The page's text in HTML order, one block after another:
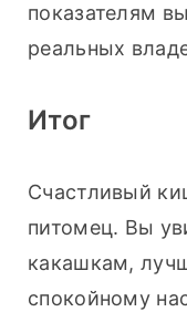
показателям
реальных
Итог
Счастливый
питомец. Вы
какашкам,
спокойному